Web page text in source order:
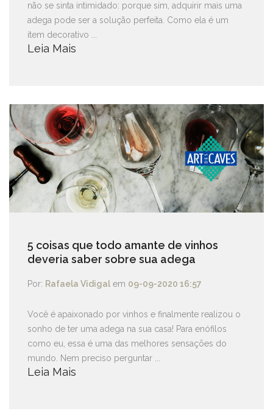
não se sinta intimidado: porque sim, adquirir mais uma
adega pode ser a solução perfeita. Como ela é um
item decorativo ...
Leia Mais
5 coisas que todo amante de vinhos
deveria saber sobre sua adega
Por: Rafaela Vidigal em 09-09-2020 16:57
Você é apaixonado por vinhos e finalmente realizou o
sonho de ter uma adega na sua casa! Para enófilos
como eu, essa é uma das melhores sensações do
mundo. Nem preciso perguntar ...
Leia Mais